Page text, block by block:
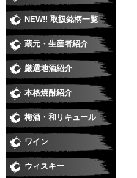
NEW!! 取扱銘柄一覧
蔵元・生産者紹介
厳選地酒紹介
本格焼酎紹介
梅酒・和リキュール
ワイン
ウィスキー